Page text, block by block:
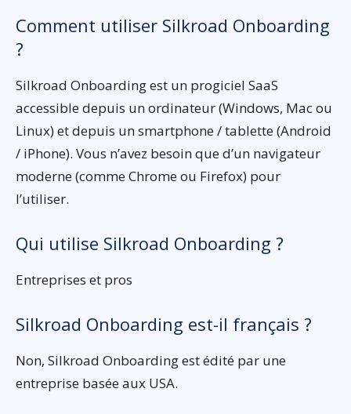
Comment utiliser Silkroad Onboarding
?
Silkroad Onboarding est un progiciel SaaS
accessible depuis un ordinateur (Windows, Mac ou
Linux) et depuis un smartphone / tablette (Android
/ iPhone). Vous n’avez besoin que d’un navigateur
moderne (comme Chrome ou Firefox) pour
l’utiliser.
Qui utilise Silkroad Onboarding ?
Entreprises et pros
Silkroad Onboarding est-il français ?
Non, Silkroad Onboarding est édité par une
entreprise basée aux USA.